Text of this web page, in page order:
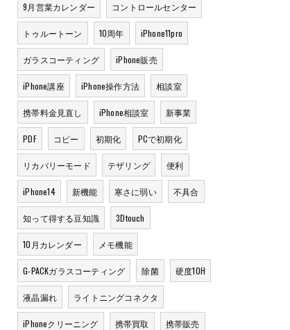
9月営業カレンダー コントロールセンター
トゥルートーン 10周年 iPhone11pro
ガラスコーティング iPhone販売
iPhone講座 iPhone操作方法 相談室
携帯料金見直し iPhone相談室 新事業
PDF コピー 初期化 PCで初期化
リカバリーモード テザリング 便利
iPhone14 新機能 寒さに弱い 不具合
知って得する豆知識 3Dtouch
10月カレンダー メモ機能
G-PACKガラスコーティング 除菌 硬度10H
液晶漏れ ライトニングコネクタ
iPhoneクリーニング 携帯買取 携帯販売